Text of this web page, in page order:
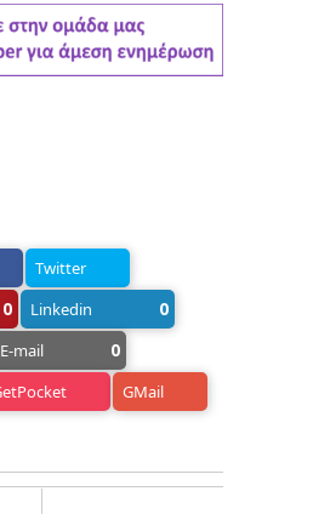
Twitter
0 Linkedin 0
E-mail 0
GMail